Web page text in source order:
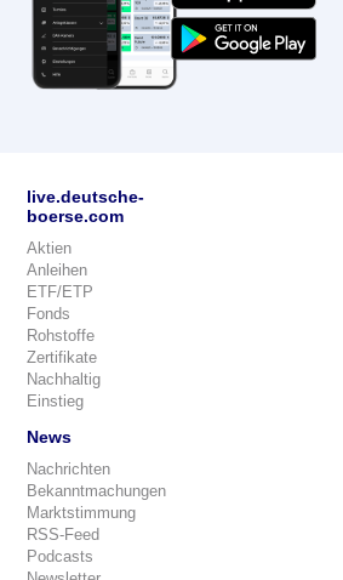
live.deutsche-
boerse.com
Aktien
Anleihen
ETF/ETP
Fonds
Rohstoffe
Zertifikate
Nachhaltig
Einstieg
News
Nachrichten
Bekanntmachungen
Marktstimmung
RSS-Feed
Podcasts